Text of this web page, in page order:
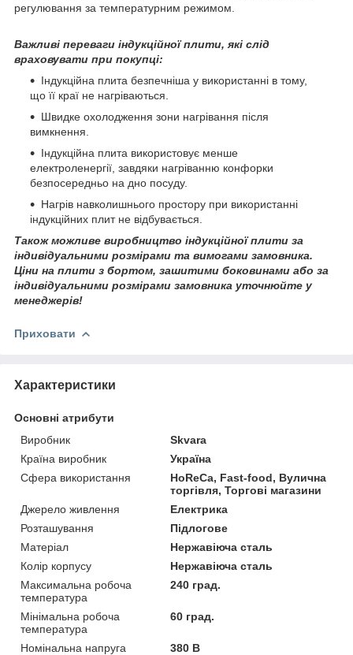
регулювання за температурним режимом.
Важливі переваги індукційної плити, які слід
враховувати при покупці:
Індукційна плита безпечніша у використанні в тому,
що її краї не нагріваються.
Швидке охолодження зони нагрівання після
вимкнення.
Індукційна плита використовує менше
електроленергії, завдяки нагріванню конфорки
безпосередньо на дно посуду.
Нагрів навколишнього простору при використанні
індукційних плит не відбувається.
Також можливе виробництво індукційної плити за
індивідуальними розмірами та вимогами замовника.
Ціни на плити з бортом, зашитими боковинами або за
індивідуальними розмірами замовника уточнюйте у
менеджерів!
Приховати
Характеристики
Основні атрибути
Виробник
Skvara
Країна виробник
Україна
Сфера використання
HoReCa, Fast-food, Вулична
торгівля, Торгові магазини
Джерело живлення
Електрика
Розташування
Підлогове
Матеріал
Нержавіюча сталь
Колір корпусу
Нержавіюча сталь
Максимальна робоча
температура
240 град.
Мінімальна робоча
температура
60 град.
Номінальна напруга
380 В